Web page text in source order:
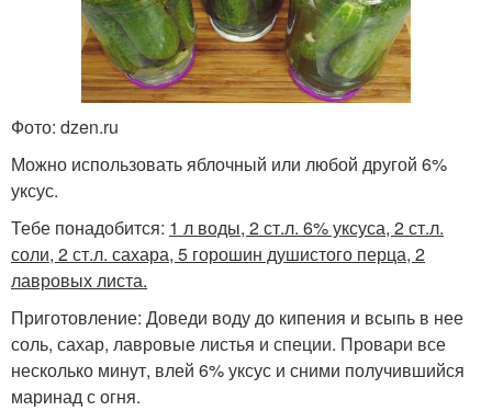
Фото: dzen.ru
Можно использовать яблочный или любой другой 6%
уксус.
Тебе понадобится: 1 л воды, 2 ст.л. 6% уксуса, 2 ст.л.
соли, 2 ст.л. сахара, 5 горошин душистого перца, 2
лавровых листа.
Приготовление: Доведи воду до кипения и всыпь в нее
соль, сахар, лавровые листья и специи. Провари все
несколько минут, влей 6% уксус и сними получившийся
маринад с огня.